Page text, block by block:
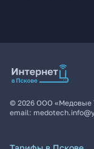
© 2026 ООО «Медовые
email: